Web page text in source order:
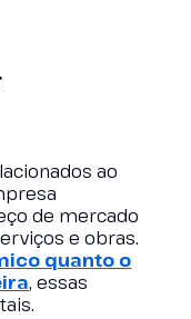
ao
de mercado
e obras.
quanto o
, essas